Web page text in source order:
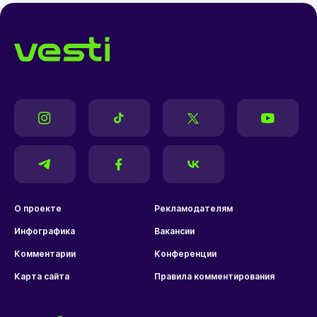
О проекте Рекламодателям
Инфографика Вакансии
Комментарии Конференции
Карта сайта Правила комментирования